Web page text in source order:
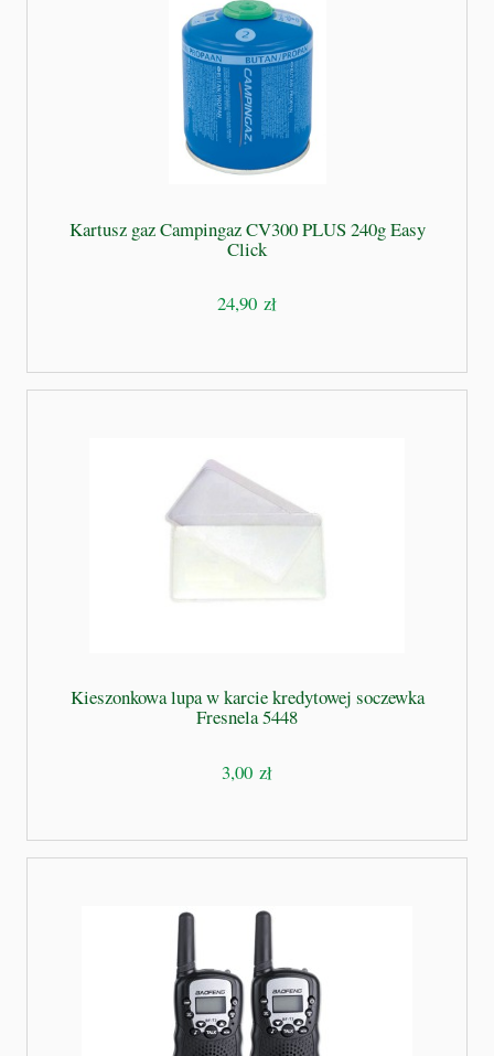
Kartusz gaz Campingaz CV300 PLUS 240g Easy
Click
24,90 zł
Kieszonkowa lupa w karcie kredytowej soczewka
Fresnela 5448
3,00 zł